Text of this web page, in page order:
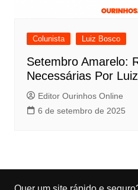
Colunista Luiz Bosco
Setembro Amarelo:
Necessárias Por
Editor Ourinhos Online
6 de setembro de 2025